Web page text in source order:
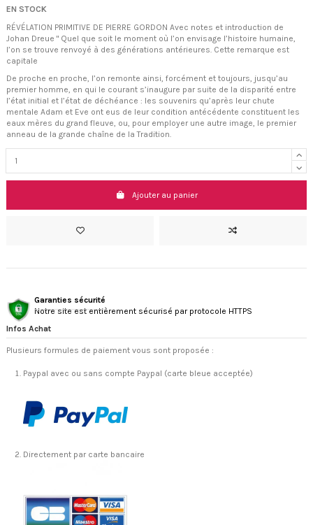
EN STOCK
RÉVÉLATION PRIMITIVE DE PIERRE GORDON Avec notes et introduction de
Johan Dreue " Quel que soit le moment où l’on envisage l’histoire humaine,
l’on se trouve renvoyé à des générations antérieures. Cette remarque est
capitale
De proche en proche, l’on remonte ainsi, forcément et toujours, jusqu’au
premier homme, en qui le courant s’inaugure par suite de la disparité entre
l’état initial et l’état de déchéance : les souvenirs qu’après leur chute
mentale Adam et Eve ont eus de leur condition antécédente constituent les
eaux mères du grand fleuve, ou, pour employer une autre image, le premier
anneau de la grande chaîne de la Tradition.
Ajouter au panier
Garanties sécurité
Notre site est entièrement sécurisé par protocole HTTPS
Infos Achat
Plusieurs formules de paiement vous sont proposée :
Paypal avec ou sans compte Paypal (carte bleue acceptée)
Directement par carte bancaire